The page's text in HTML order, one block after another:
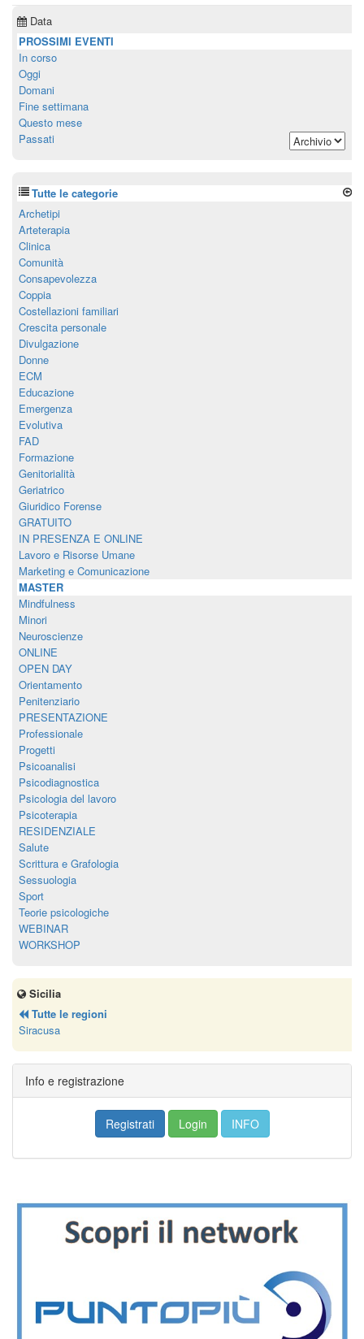
Data
PROSSIMI EVENTI
In corso
Oggi
Domani
Fine settimana
Questo mese
Passati
Tutte le categorie
Archetipi
Arteterapia
Clinica
Comunità
Consapevolezza
Coppia
Costellazioni familiari
Crescita personale
Divulgazione
Donne
ECM
Educazione
Emergenza
Evolutiva
FAD
Formazione
Genitorialità
Geriatrico
Giuridico Forense
GRATUITO
IN PRESENZA E ONLINE
Lavoro e Risorse Umane
Marketing e Comunicazione
MASTER
Mindfulness
Minori
Neuroscienze
ONLINE
OPEN DAY
Orientamento
Penitenziario
PRESENTAZIONE
Professionale
Progetti
Psicoanalisi
Psicodiagnostica
Psicologia del lavoro
Psicoterapia
RESIDENZIALE
Salute
Scrittura e Grafologia
Sessuologia
Sport
Teorie psicologiche
WEBINAR
WORKSHOP
Sicilia
Tutte le regioni
Siracusa
Info e registrazione
Registrati Login INFO